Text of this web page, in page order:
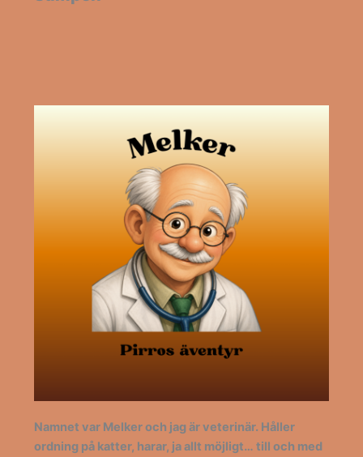
Namnet var Melker och jag är veterinär. Håller
ordning på katter, harar, ja allt möjligt… till och med